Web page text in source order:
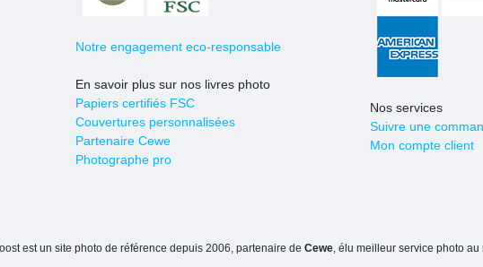
Notre engagement eco-responsable
En savoir plus sur nos livres photo
Papiers certifiés FSC
Couvertures personnalisées
Partenaire Cewe
Photographe pro
Nos services
Suivre une
Mon compte client
est un site photo de référence depuis 2006, partenaire de Cewe , élu meilleur service photo